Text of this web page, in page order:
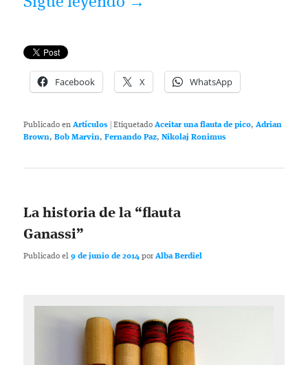
Facebook X WhatsApp
Publicado en Artículos |Etiquetado Aceitar una flauta de pico,Adrian
Brown,Bob Marvin,Fernando Paz,Nikolaj Ronimus
La historia de la “flauta
Ganassi”
Publicado el9 de junio de 2014 porAlba Berdiel